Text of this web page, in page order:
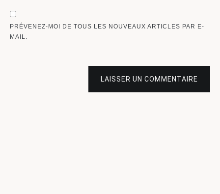
PRÉVENEZ-MOI DE TOUS LES NOUVEAUX ARTICLES PAR E-
MAIL.
LAISSER UN COMMENTAIRE